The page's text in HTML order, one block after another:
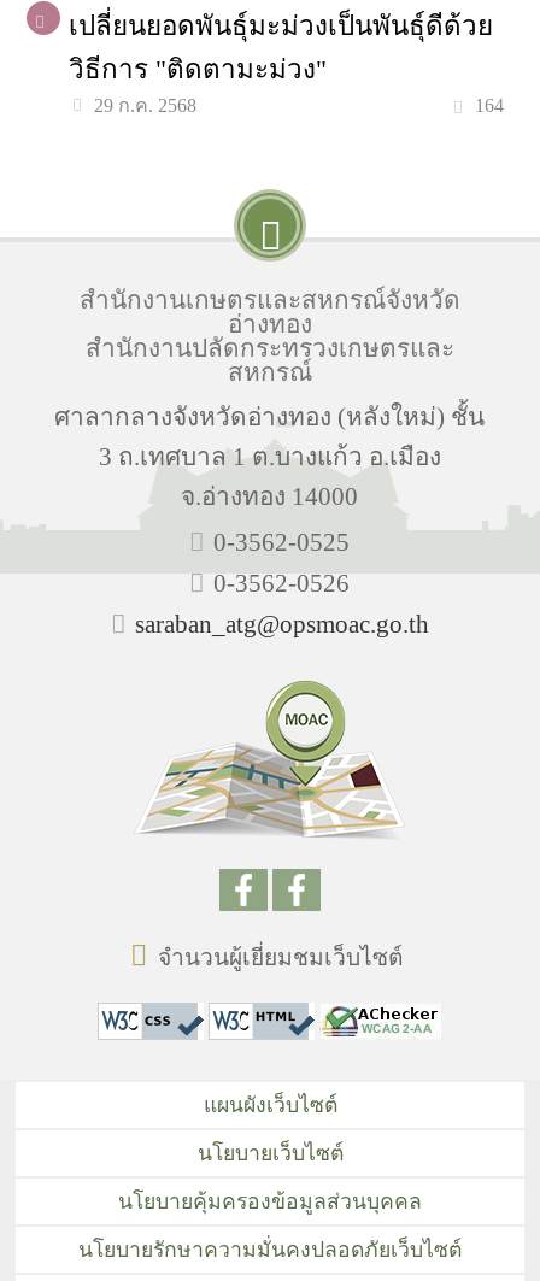
เปลี่ยนยอดพันธุ์มะม่วงเป็นพันธุ์ดีด้วย
วิธีการ "ติดตามะม่วง"
29 ก.ค. 2568 164
สำนักงานเกษตรและสหกรณ์จังหวัด
อ่างทอง
สำนักงานปลัดกระทรวงเกษตรและ
สหกรณ์
ศาลากลางจังหวัดอ่างทอง (หลังใหม่) ชั้น
3 ถ.เทศบาล 1 ต.บางแก้ว อ.เมือง
จ.อ่างทอง 14000
0-3562-0525
0-3562-0526
saraban_atg@opsmoac.go.th
จำนวนผู้เยี่ยมชมเว็บไซต์
แผนผังเว็บไซต์
นโยบายเว็บไซต์
นโยบายคุ้มครองข้อมูลส่วนบุคคล
นโยบายรักษาความมั่นคงปลอดภัยเว็บไซต์